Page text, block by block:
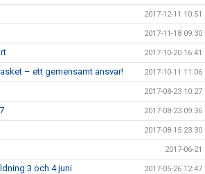
2017-12-11 10:51
2017-11-18 09:30
2017-10-20 16:41
– ett gemensamt ansvar! 2017-10-11 11:06
2017-08-23 10:27
2017-08-23 09:36
2017-08-15 23:30
2017-06-21
3 och 4 juni 2017-05-26 12:47